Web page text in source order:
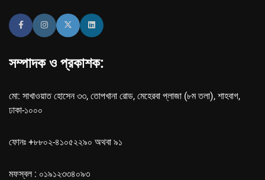
সম্পাদক ও প্রকাশক:
মো: সাখাওয়াত হোসেন ৩৩, তোপখানা রোড, মেহেরবা প্লাজা (৮ম তলা), শাহবাগ,
ঢাকা-১০০০
ফোনঃ +৮৮০২-৪১০৫২২৯০ অথবা ৯১
মফস্বল : ০১৯১২৩৩৪০৯৩